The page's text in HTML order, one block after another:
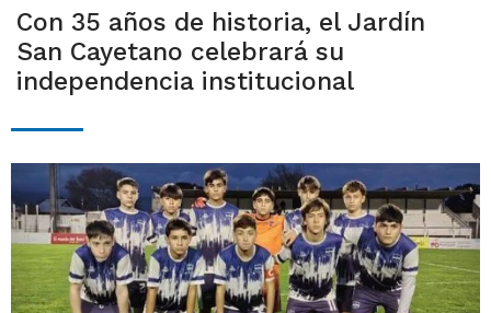
Con 35 años de historia, el Jardín
San Cayetano celebrará su
independencia institucional